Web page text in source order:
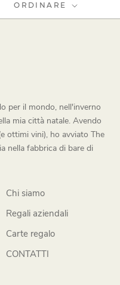
ORDINARE
per il mondo, nell'inverno
mia città natale. Avendo
ottimi vini), ho avviato The
nella fabbrica di bare di
Chi siamo
Regali aziendali
Carte regalo
CONTATTI